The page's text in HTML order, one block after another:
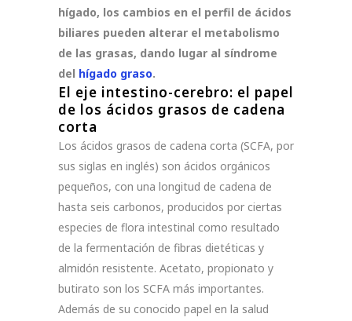
hígado, los cambios en el perfil de ácidos
biliares pueden alterar el metabolismo
de las grasas, dando lugar al síndrome
del hígado graso.
El eje intestino-cerebro: el papel
de los ácidos grasos de cadena
corta
Los ácidos grasos de cadena corta (SCFA, por
sus siglas en inglés) son ácidos orgánicos
pequeños, con una longitud de cadena de
hasta seis carbonos, producidos por ciertas
especies de flora intestinal como resultado
de la fermentación de fibras dietéticas y
almidón resistente. Acetato, propionato y
butirato son los SCFA más importantes.
Además de su conocido papel en la salud